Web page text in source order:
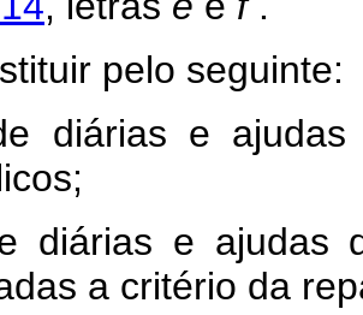
pelo seguinte:
diárias e
diárias e ajudas
a critério da